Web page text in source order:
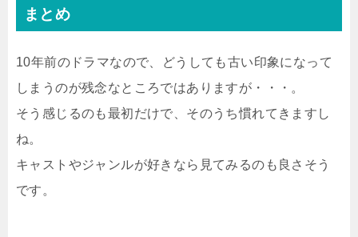
まとめ
10年前のドラマなので、どうしても古い印象になって
しまうのが残念なところではありますが・・・。
そう感じるのも最初だけで、そのうち慣れてきますし
ね。
キャストやジャンルが好きなら見てみるのも良さそう
です。